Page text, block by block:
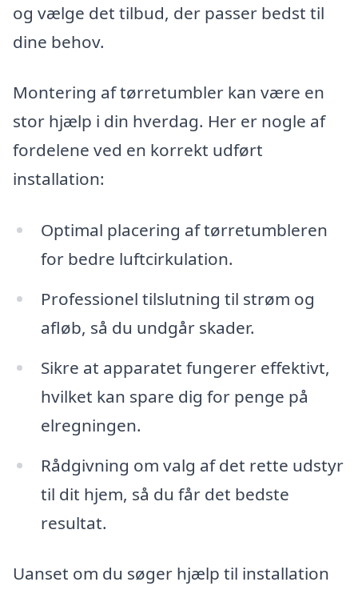
og vælge det tilbud, der passer bedst til
dine behov.
Montering af tørretumbler kan være en
stor hjælp i din hverdag. Her er nogle af
fordelene ved en korrekt udført
installation:
Optimal placering af tørretumbleren
for bedre luftcirkulation.
Professionel tilslutning til strøm og
afløb, så du undgår skader.
Sikre at apparatet fungerer effektivt,
hvilket kan spare dig for penge på
elregningen.
Rådgivning om valg af det rette udstyr
til dit hjem, så du får det bedste
resultat.
Uanset om du søger hjælp til installation